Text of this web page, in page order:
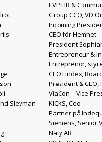
EVP HR &
Group CCO, VD
Incoming
CEO för Hemnet
President
Entrepreneur &
Entreprenör,
CEO Lindex,
President & CEO,
ViaCon – Vice
Sleyman
KICKS, Ceo
Partner på
Siemens, Senior
Naty AB